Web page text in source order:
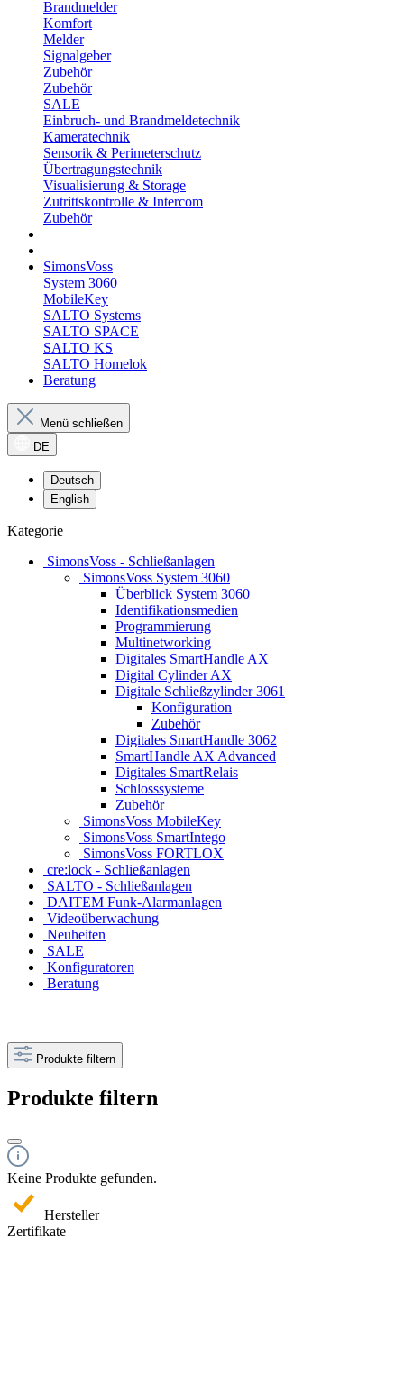
Brandmelder
Komfort
Melder
Signalgeber
Zubehör
Zubehör
SALE
Einbruch- und Brandmeldetechnik
Kameratechnik
Sensorik & Perimeterschutz
Übertragungstechnik
Visualisierung & Storage
Zutrittskontrolle & Intercom
Zubehör
SimonsVoss
System 3060
MobileKey
SALTO Systems
SALTO SPACE
SALTO KS
SALTO Homelok
Beratung
Menü schließen
DE
Deutsch
English
Kategorie
SimonsVoss - Schließanlagen
SimonsVoss System 3060
Überblick System 3060
Identifikationsmedien
Programmierung
Multinetworking
Digitales SmartHandle AX
Digital Cylinder AX
Digitale Schließzylinder 3061
Konfiguration
Zubehör
Digitales SmartHandle 3062
SmartHandle AX Advanced
Digitales SmartRelais
Schlosssysteme
Zubehör
SimonsVoss MobileKey
SimonsVoss SmartIntego
SimonsVoss FORTLOX
cre:lock - Schließanlagen
SALTO - Schließanlagen
DAITEM Funk-Alarmanlagen
Videoüberwachung
Neuheiten
SALE
Konfiguratoren
Beratung
Produkte filtern
Produkte filtern
Keine Produkte gefunden.
Hersteller
Zertifikate